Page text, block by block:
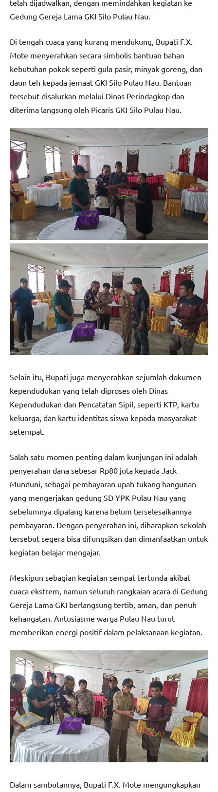
telah dijadwalkan, dengan memindahkan kegiatan ke
Gedung Gereja Lama GKI Silo Pulau Nau.
Di tengah cuaca yang kurang mendukung, Bupati F.X.
Mote menyerahkan secara simbolis bantuan bahan
kebutuhan pokok seperti gula pasir, minyak goreng, dan
daun teh kepada jemaat GKI Silo Pulau Nau. Bantuan
tersebut disalurkan melalui Dinas Perindagkop dan
diterima langsung oleh Picaris GKI Silo Pulau Nau.
Selain itu, Bupati juga menyerahkan sejumlah dokumen
kependudukan yang telah diproses oleh Dinas
Kependudukan dan Pencatatan Sipil, seperti KTP, kartu
keluarga, dan kartu identitas siswa kepada masyarakat
setempat.
Salah satu momen penting dalam kunjungan ini adalah
penyerahan dana sebesar Rp80 juta kepada Jack
Munduni, sebagai pembayaran upah tukang bangunan
yang mengerjakan gedung SD YPK Pulau Nau yang
sebelumnya dipalang karena belum terselesaikannya
pembayaran. Dengan penyerahan ini, diharapkan sekolah
tersebut segera bisa difungsikan dan dimanfaatkan untuk
kegiatan belajar mengajar.
Meskipun sebagian kegiatan sempat tertunda akibat
cuaca ekstrem, namun seluruh rangkaian acara di Gedung
Gereja Lama GKI berlangsung tertib, aman, dan penuh
kehangatan. Antusiasme warga Pulau Nau turut
memberikan energi positif dalam pelaksanaan kegiatan.
Dalam sambutannya, Bupati F.X. Mote mengungkapkan